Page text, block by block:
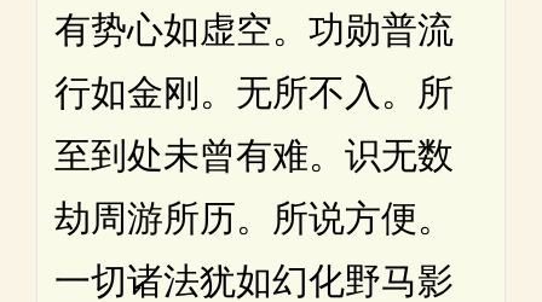
有势心如虚空。功勋普流
行如金刚。无所不入。所
至到处未曾有难。识无数
劫周游所历。所说方便。
一切诸法犹如幻化野马影